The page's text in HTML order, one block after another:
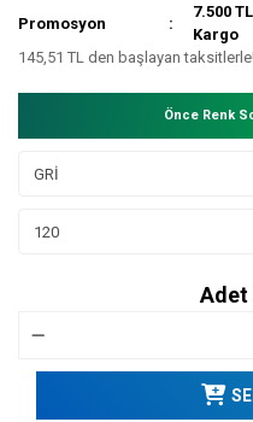
Promosyon
7.500
Kargo
145,51 TL den başlayan
Önce Renk
Adet